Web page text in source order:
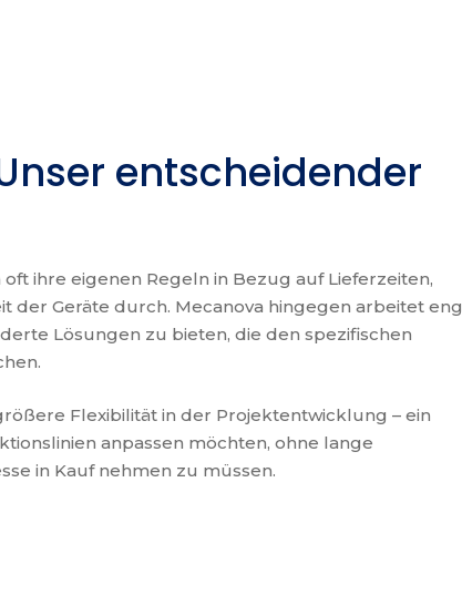
entscheidender
ihre eigenen Regeln in Bezug auf Lieferzeiten,
der Geräte durch. Mecanova hingegen arbeitet eng
Lösungen zu bieten, die den spezifischen
Flexibilität in der Projektentwicklung – ein
anpassen möchten, ohne lange
in Kauf nehmen zu müssen.